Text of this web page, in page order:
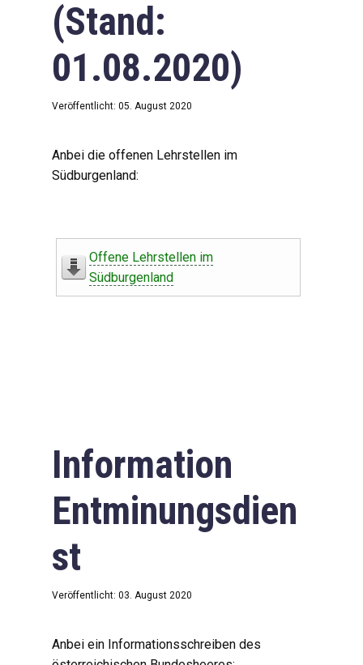
(Stand:
01.08.2020)
Veröffentlicht: 05. August 2020
Anbei die offenen Lehrstellen im
Südburgenland:
Offene Lehrstellen im
Südburgenland
Information
Entminungsdien
st
Veröffentlicht: 03. August 2020
Anbei ein Informationsschreiben des